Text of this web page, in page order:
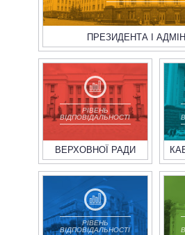
ПРЕЗИДЕНТА І
РІВЕНЬ
ВІДПОВІДАЛЬНОСТІ
ВЕРХОВНОЇ РАДИ
РІВЕНЬ
ВІДПОВІДАЛЬНОСТІ